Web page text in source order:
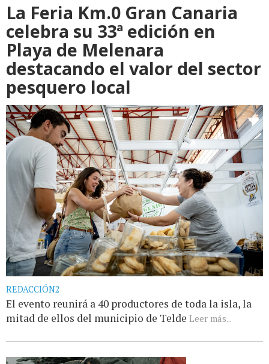
La Feria Km.0 Gran Canaria
celebra su 33ª edición en
Playa de Melenara
destacando el valor del sector
pesquero local
REDACCIÓN2
El evento reunirá a 40 productores de toda la isla, la
mitad de ellos del municipio de Telde Leer más...